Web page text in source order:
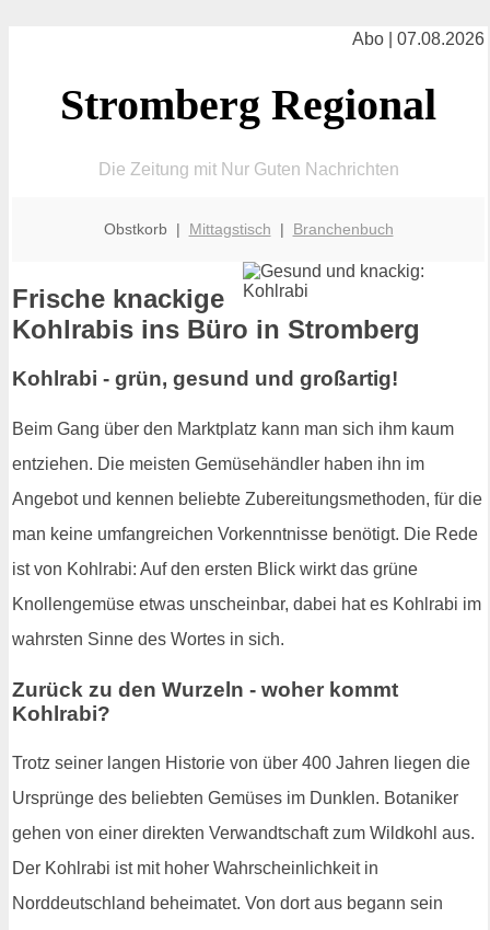
Abo | 07.08.2026
Stromberg Regional
Die Zeitung mit Nur Guten Nachrichten
Obstkorb | Mittagstisch | Branchenbuch
Frische knackige
Kohlrabis ins Büro in Stromberg
Kohlrabi - grün, gesund und großartig!
Beim Gang über den Marktplatz kann man sich ihm kaum
entziehen. Die meisten Gemüsehändler haben ihn im
Angebot und kennen beliebte Zubereitungsmethoden, für die
man keine umfangreichen Vorkenntnisse benötigt. Die Rede
ist von Kohlrabi: Auf den ersten Blick wirkt das grüne
Knollengemüse etwas unscheinbar, dabei hat es Kohlrabi im
wahrsten Sinne des Wortes in sich.
Zurück zu den Wurzeln - woher kommt
Kohlrabi?
Trotz seiner langen Historie von über 400 Jahren liegen die
Ursprünge des beliebten Gemüses im Dunklen. Botaniker
gehen von einer direkten Verwandtschaft zum Wildkohl aus.
Der Kohlrabi ist mit hoher Wahrscheinlichkeit in
Norddeutschland beheimatet. Von dort aus begann sein